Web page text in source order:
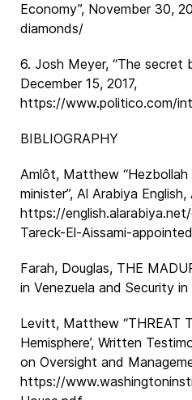
Economy”, November 30,
diamonds/
6. Josh Meyer, “The
December 15, 2017,
https://www.politico.com/
BIBLIOGRAPHY
Amlôt, Matthew “Hezbollah
minister”, Al Arabiya English,
https://
Tareck-El-Aissami-
Farah, Douglas, THE
in Venezuela and Security
Levitt, Matthew “THREAT
Hemisphere’, Written
on Oversight and
https://